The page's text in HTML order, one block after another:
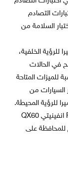
التصادم
السلامة من
للرؤية الخلفية،
في الحالات
للميزات المتاحة
السيارات من
للرؤية المحيطة.
تقدم السيارات الأخرى مثل هيونداي سانتا FE انفينيتي QX60
للمحافظة على